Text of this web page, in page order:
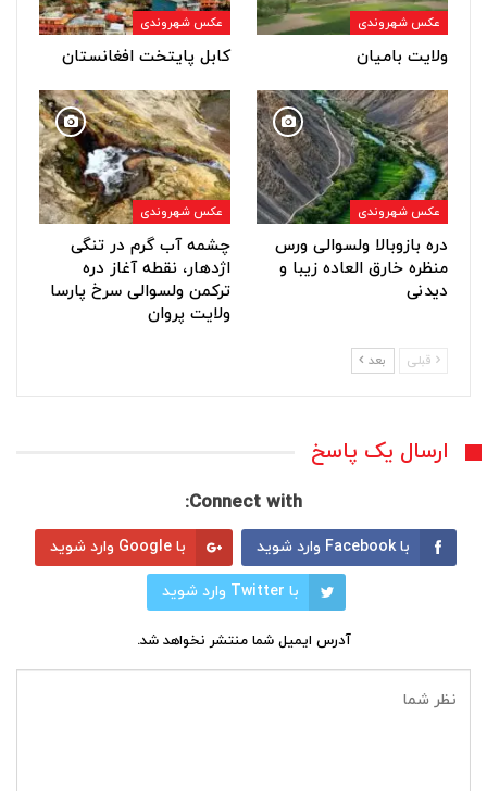
عکس شهروندی
ولایت بامیان
عکس شهروندی
کابل پایتخت افغانستان
عکس شهروندی
دره بازوبالا ولسوالی ورس
منظره خارق العاده زیبا و
دیدنی
عکس شهروندی
چشمه آب گرم در تنگی
اژدهار، نقطه آغاز دره
ترکمن ولسوالی سرخ پارسا
ولایت پروان
قبلی بعد
ارسال یک پاسخ
Connect with:
با Facebook وارد شوید با Google وارد شوید
با Twitter وارد شوید
آدرس ایمیل شما منتشر نخواهد شد.